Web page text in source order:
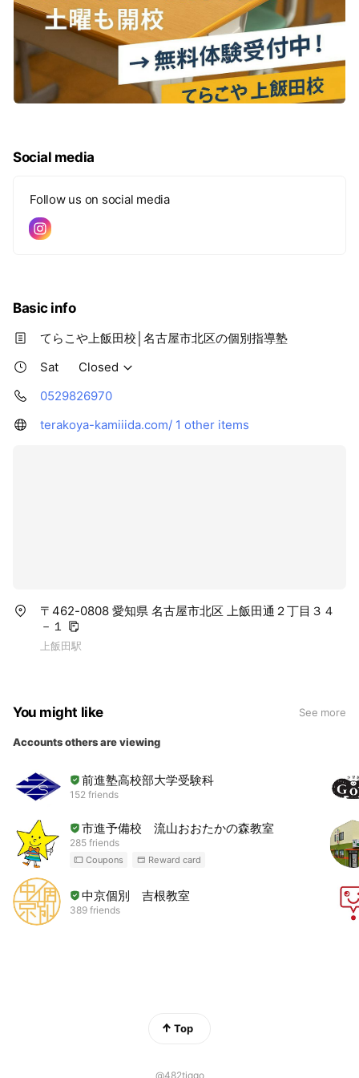
Social media
Follow us on social media
Basic info
てらこや上飯田校│名古屋市北区の個別指導塾
Sat
Closed
0529826970
terakoya-kamiiida.com/ 1 other items
〒462-0808 愛知県 名古屋市北区 上飯田通２丁目３４
－１
上飯田駅
You might like See more
Accounts others are viewing
前進塾高校部大学受験科
152 friends
市進予備校 流山おおたかの森教室
285 friends
Coupons Reward card
中京個別 吉根教室
389 friends
Top
@482tiqgo